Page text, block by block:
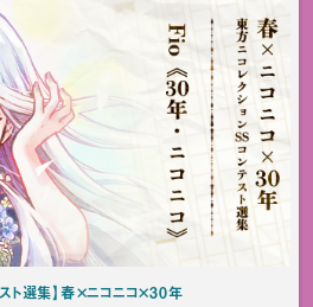
ト選集】春×ニコニコ×30年